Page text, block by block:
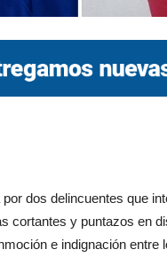
dos delincuentes que
cortantes y puntazos en
e indignación entre